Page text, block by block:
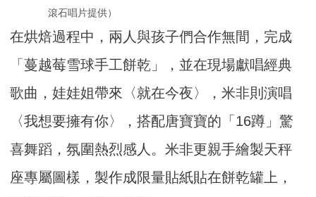
滾石唱片提供）
在烘焙過程中，兩人與孩子們合作無間，完成
「蔓越莓雪球手工餅乾」，並在現場獻唱經典
歌曲，娃娃姐帶來〈就在今夜〉，米非則演唱
〈我想要擁有你〉，搭配唐寶寶的「16蹲」驚
喜舞蹈，氛圍熱烈感人。米非更親手繪製天秤
座專屬圖樣，製作成限量貼紙貼在餅乾罐上，